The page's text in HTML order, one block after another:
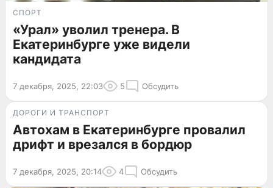
СПОРТ
«Урал» уволил тренера. В
Екатеринбурге уже видели
кандидата
7 декабря, 2025, 22:03 5 Обсудить
ДОРОГИ И ТРАНСПОРТ
Автохам в Екатеринбурге провалил
дрифт и врезался в бордюр
7 декабря, 2025, 20:14 4 Обсудить